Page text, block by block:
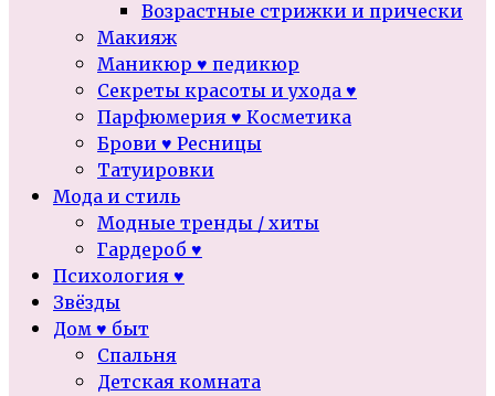
Возрастные стрижки и прически
Макияж
Маникюр ♥ педикюр
Секреты красоты и ухода ♥
Парфюмерия ♥ Косметика
Брови ♥ Ресницы
Татуировки
Мода и стиль
Модные тренды / хиты
Гардероб ♥
Психология ♥
Звёзды
Дом ♥ быт
Спальня
Детская комната